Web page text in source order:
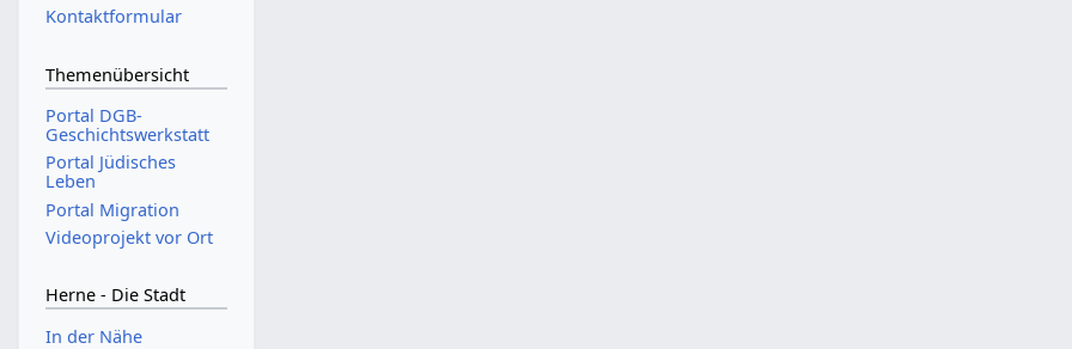
Kontaktformular
Themenübersicht
Portal DGB-
Geschichtswerkstatt
Portal Jüdisches
Leben
Portal Migration
Videoprojekt vor Ort
Herne - Die Stadt
In der Nähe